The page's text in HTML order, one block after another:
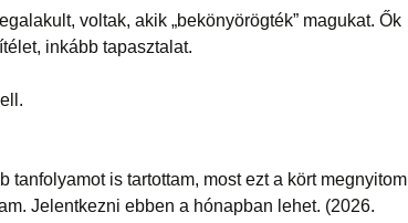
voltak, akik „bekönyörögték” magukat. Ők
inkább tapasztalat.
tanfolyamot is tartottam, most ezt a kört megnyitom
Jelentkezni ebben a hónapban lehet. (2026.